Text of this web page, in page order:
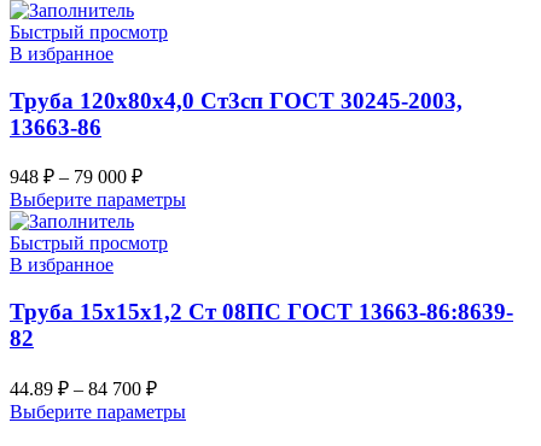
Быстрый просмотр
В избранное
Труба 120х80х4,0 Ст3сп ГОСТ 30245-2003,
13663-86
948 ₽ – 79 000 ₽
Выберите параметры
Быстрый просмотр
В избранное
Труба 15х15х1,2 Ст 08ПС ГОСТ 13663-86:8639-
82
44.89 ₽ – 84 700 ₽
Выберите параметры